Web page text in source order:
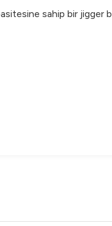
sahip bir jigger